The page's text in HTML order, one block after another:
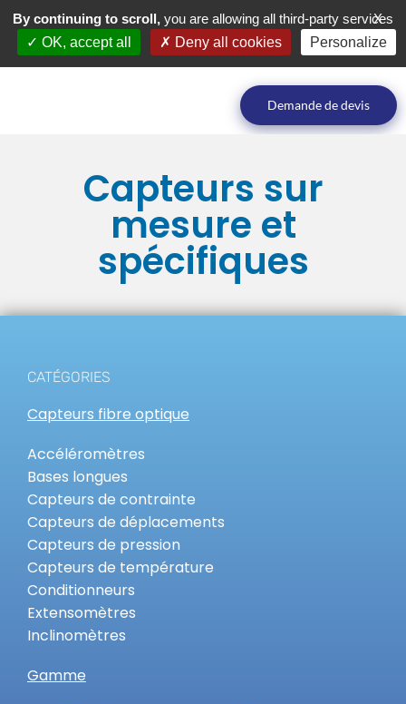
Demande de devis
Capteurs sur
mesure et
spécifiques
CATÉGORIES
Capteurs fibre optique
Accéléromètres
Bases longues
Capteurs de contrainte
Capteurs de déplacements
Capteurs de pression
Capteurs de température
Conditionneurs
Extensomètres
Inclinomètres
Gamme
X
By continuing to scroll, you are allowing all third-party services
OK, accept all
Deny all cookies Personalize